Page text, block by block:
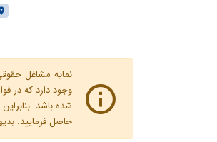
نمایه مشاغل
وجود دارد که در
شده باشد.
حاصل فرمایید.